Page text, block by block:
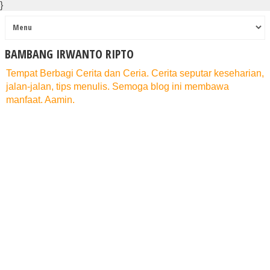
}
BAMBANG IRWANTO RIPTO
Tempat Berbagi Cerita dan Ceria. Cerita seputar keseharian,
jalan-jalan, tips menulis. Semoga blog ini membawa
manfaat. Aamin.